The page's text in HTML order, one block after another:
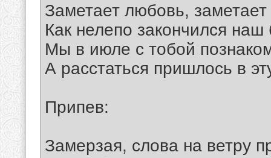
Заметает любовь,
Как нелепо закончился
Мы в июле с тобой
А расстаться пришлось в
Припев:
Замерзая, слова на ветру